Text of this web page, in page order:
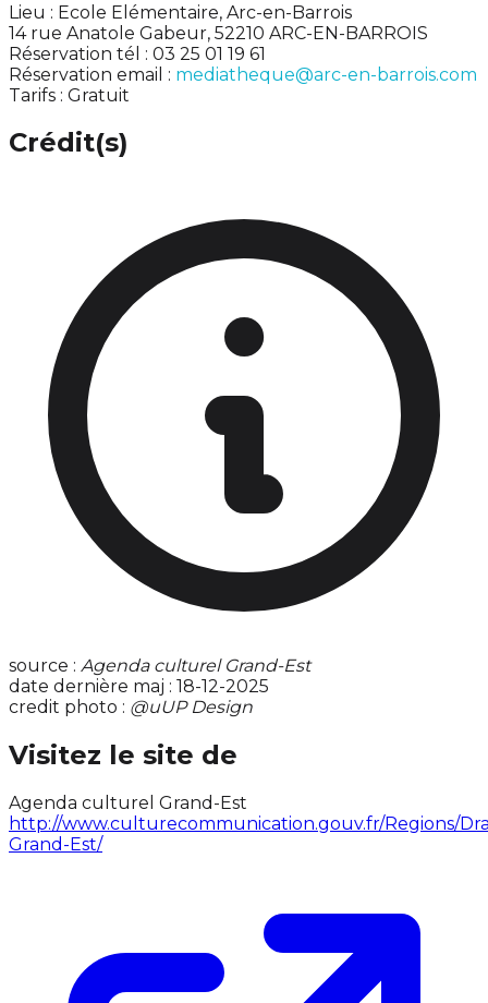
Lieu : Ecole Elémentaire, Arc-en-Barrois
14 rue Anatole Gabeur, 52210 ARC-EN-BARROIS
Réservation tél : 03 25 01 19 61
Réservation email : mediatheque@arc-en-barrois.com
Tarifs : Gratuit
Crédit(s)
source : Agenda culturel Grand-Est
date dernière maj : 18-12-2025
credit photo : @uUP Design
Visitez le site de
Agenda culturel Grand-Est
http://www.culturecommunication.gouv.fr/Regions/
Grand-Est/